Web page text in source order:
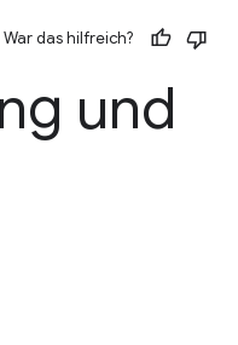
War das hilfreich?
und